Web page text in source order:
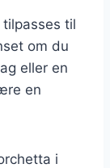
til
om du
eller en
en
i